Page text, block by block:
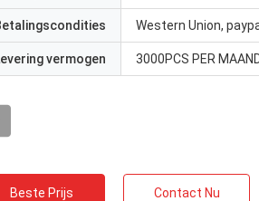
Western Union,
vermogen 3000PCS PER
Beste Prijs Contact Nu